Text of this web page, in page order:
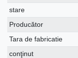
stare
Producător
Tara de fabricatie
conţinut